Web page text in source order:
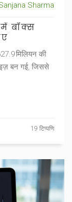
Sharma
में बॉक्स
मिलियन की
बन गई, जिससे
19 टिप्पणि